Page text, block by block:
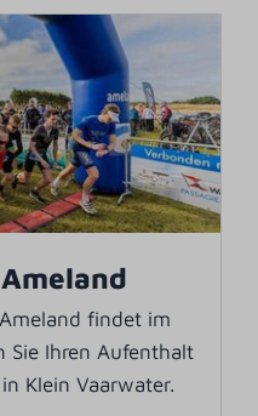
findet im
Sie Ihren Aufenthalt
Klein Vaarwater.